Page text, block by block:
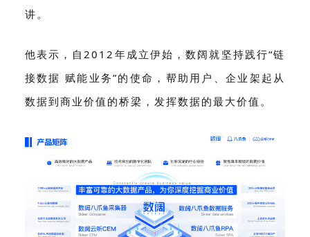
讲。
他表示，自2012年成立伊始，数阔就坚持践行“链
接数据 赋能业务”的使命，帮助用户、企业架起从
数据到商业价值的桥梁，发挥数据的最大价值。